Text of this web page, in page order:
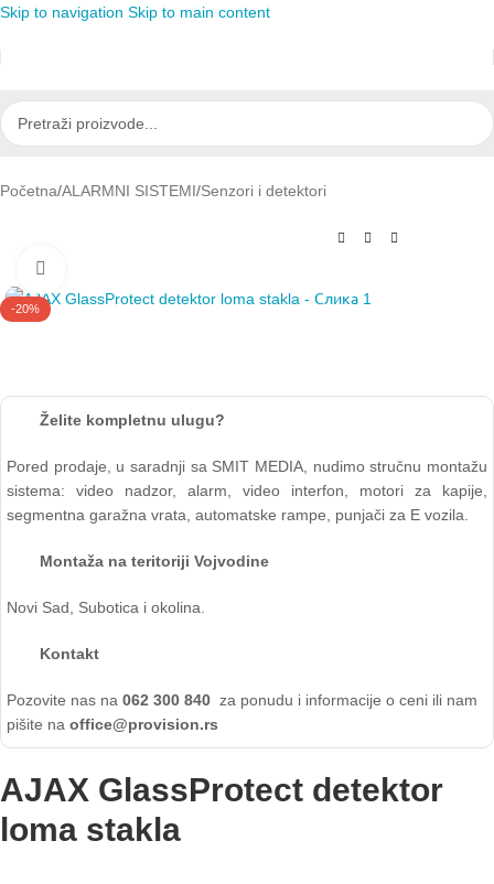
Skip to navigation Skip to main content
Početna/ALARMNI SISTEMI/Senzori i detektori
-20%
Želite kompletnu ulugu?
Pored prodaje, u saradnji sa SMIT MEDIA, nudimo stručnu montažu
sistema: video nadzor, alarm, video interfon, motori za kapije,
segmentna garažna vrata, automatske rampe, punjači za E vozila.
Montaža na teritoriji Vojvodine
Novi Sad, Subotica i okolina.
Kontakt
Pozovite nas na 062 300 840 za ponudu i informacije o ceni ili nam
pišite na office@provision.rs
AJAX GlassProtect detektor
loma stakla